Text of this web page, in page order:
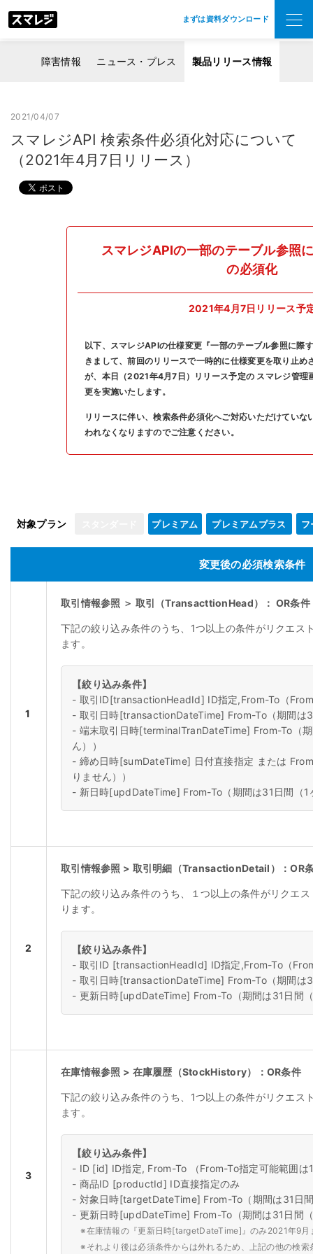
まずは資料ダウンロード
障害情報 ニュース・プレス 製品リリース情報
2021/04/07
スマレジAPI 検索条件必須化対応について
（2021年4月7日リリース）
スマレジAPIの一部のテーブル参照
の必須化
2021年4月7日リリース予
以下、スマレジAPIの仕様変更『一部のテーブル参照に際
きまして、前回のリリースで一時的に仕様変更を取り止め
が、本日（2021年4月7日）リリース予定の スマレジ管理
更を実施いたします。
リリースに伴い、検索条件必須化へご対応いただけていな
われなくなりますのでご注意ください。
対象プラン プレミアム プレミアムプラス フ
変更後の必須検索条件
1
取引情報参照 ＞ 取引（TransacttionHead）： OR条件
下記の絞り込み条件のうち、1つ以上の条件がリクエス
ます。
【絞り込み条件】
- 取引ID[transactionHeadId] ID指定,From-To（
- 取引日時[transactionDateTime] From-To（期間は
- 端末取引日時[terminalTranDateTime] From-To（
ん））
- 締め日時[sumDateTime] 日付直接指定 または
りません））
- 新日時[updDateTime] From-To（期間は31日間（1
2
取引情報参照 > 取引明細（TransactionDetail）：OR
下記の絞り込み条件のうち、１つ以上の条件がリクエ
ります。
【絞り込み条件】
- 取引ID [transactionHeadId] ID指定,From-To（
- 取引日時[transactionDateTime] From-To（期間は
- 更新日時[updDateTime] From-To（期間は31日間
3
在庫情報参照 > 在庫履歴（StockHistory）：OR条件
下記の絞り込み条件のうち、1つ以上の条件がリクエス
ます。
【絞り込み条件】
- ID [id] ID指定, From-To （From-To指定可能範囲は
- 商品ID [productId] ID直接指定のみ
- 対象日時[targetDateTime] From-To（期間は31日
- 更新日時[updDateTime] From-To（期間は31日間
※在庫情報の『更新日時[targetDateTime]』のみ2021年9月
※ それより後は必須条件からは外れるため、上記の他の検